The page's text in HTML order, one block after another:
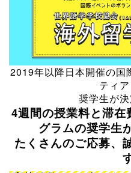
2019年以降日本開催の国
ティ
奨学生が決
4週間の授業料と滞在
グラムの奨学生
たくさんのご応募、